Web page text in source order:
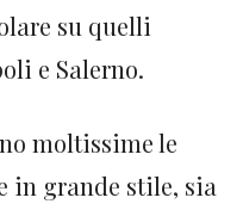
su quelli
e Salerno.
moltissime le
in grande stile, sia